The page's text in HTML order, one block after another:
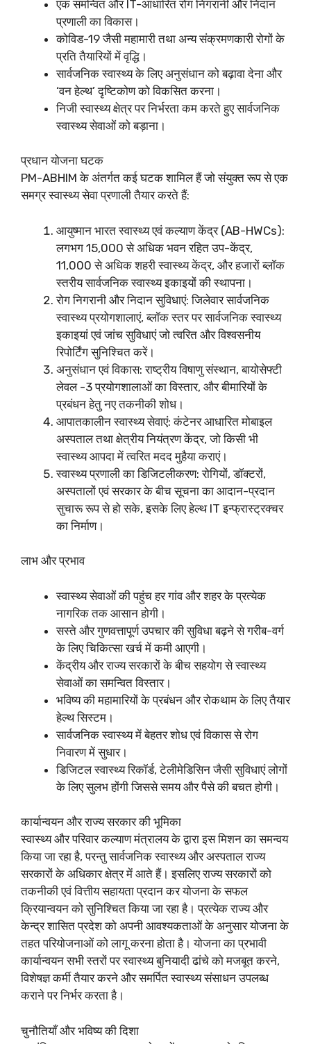
एक समन्वित और IT-आधारित रोग निगरानी और निदान
प्रणाली का विकास।
कोविड-19 जैसी महामारी तथा अन्य संक्रमणकारी रोगों के
प्रति तैयारियों में वृद्धि।
सार्वजनिक स्वास्थ्य के लिए अनुसंधान को बढ़ावा देना और
‘वन हेल्थ’ दृष्टिकोण को विकसित करना।
निजी स्वास्थ्य क्षेत्र पर निर्भरता कम करते हुए सार्वजनिक
स्वास्थ्य सेवाओं को बड़ाना।
प्रधान योजना घटक
PM-ABHIM के अंतर्गत कई घटक शामिल हैं जो संयुक्त रूप से एक
समग्र स्वास्थ्य सेवा प्रणाली तैयार करते हैं:
आयुष्मान भारत स्वास्थ्य एवं कल्याण केंद्र (AB-HWCs):
लगभग 15,000 से अधिक भवन रहित उप-केंद्र,
11,000 से अधिक शहरी स्वास्थ्य केंद्र, और हजारों ब्लॉक
स्तरीय सार्वजनिक स्वास्थ्य इकाइयों की स्थापना।
रोग निगरानी और निदान सुविधाएं: जिलेवार सार्वजनिक
स्वास्थ्य प्रयोगशालाएं, ब्लॉक स्तर पर सार्वजनिक स्वास्थ्य
इकाइयां एवं जांच सुविधाएं जो त्वरित और विश्वसनीय
रिपोर्टिंग सुनिश्चित करें।
अनुसंधान एवं विकास: राष्ट्रीय विषाणु संस्थान, बायोसेफ्टी
लेवल -3 प्रयोगशालाओं का विस्तार, और बीमारियों के
प्रबंधन हेतु नए तकनीकी शोध।
आपातकालीन स्वास्थ्य सेवाएं: कंटेनर आधारित मोबाइल
अस्पताल तथा क्षेत्रीय नियंत्रण केंद्र, जो किसी भी
स्वास्थ्य आपदा में त्वरित मदद मुहैया कराएं।
स्वास्थ्य प्रणाली का डिजिटलीकरण: रोगियों, डॉक्टरों,
अस्पतालों एवं सरकार के बीच सूचना का आदान-प्रदान
सुचारू रूप से हो सके, इसके लिए हेल्थ IT इन्फ्रास्ट्रक्चर
का निर्माण।
लाभ और प्रभाव
स्वास्थ्य सेवाओं की पहुंच हर गांव और शहर के प्रत्येक
नागरिक तक आसान होगी।
सस्ते और गुणवत्तापूर्ण उपचार की सुविधा बढ़ने से गरीब-वर्ग
के लिए चिकित्सा खर्च में कमी आएगी।
केंद्रीय और राज्य सरकारों के बीच सहयोग से स्वास्थ्य
सेवाओं का समन्वित विस्तार।
भविष्य की महामारियों के प्रबंधन और रोकथाम के लिए तैयार
हेल्थ सिस्टम।
सार्वजनिक स्वास्थ्य में बेहतर शोध एवं विकास से रोग
निवारण में सुधार।
डिजिटल स्वास्थ्य रिकॉर्ड, टेलीमेडिसिन जैसी सुविधाएं लोगों
के लिए सुलभ होंगी जिससे समय और पैसे की बचत होगी।
कार्यान्वयन और राज्य सरकार की भूमिका
स्वास्थ्य और परिवार कल्याण मंत्रालय के द्वारा इस मिशन का समन्वय
किया जा रहा है, परन्तु सार्वजनिक स्वास्थ्य और अस्पताल राज्य
सरकारों के अधिकार क्षेत्र में आते हैं। इसलिए राज्य सरकारों को
तकनीकी एवं वित्तीय सहायता प्रदान कर योजना के सफल
क्रियान्वयन को सुनिश्चित किया जा रहा है। प्रत्येक राज्य और
केन्द्र शासित प्रदेश को अपनी आवश्यकताओं के अनुसार योजना के
तहत परियोजनाओं को लागू करना होता है। योजना का प्रभावी
कार्यान्वयन सभी स्तरों पर स्वास्थ्य बुनियादी ढांचे को मजबूत करने,
विशेषज्ञ कर्मी तैयार करने और समर्पित स्वास्थ्य संसाधन उपलब्ध
कराने पर निर्भर करता है।
चुनौतियाँ और भविष्य की दिशा